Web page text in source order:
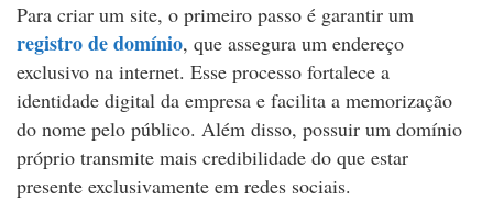
Para criar um site, o primeiro passo é garantir um
registro de domínio, que assegura um endereço
exclusivo na internet. Esse processo fortalece a
identidade digital da empresa e facilita a memorização
do nome pelo público. Além disso, possuir um domínio
próprio transmite mais credibilidade do que estar
presente exclusivamente em redes sociais.